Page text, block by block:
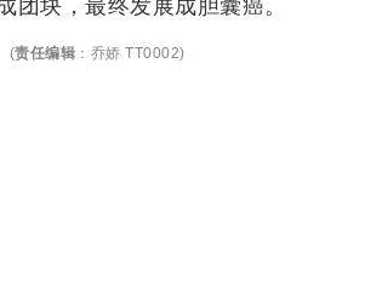
(责任编辑 ：乔娇 TT0002)